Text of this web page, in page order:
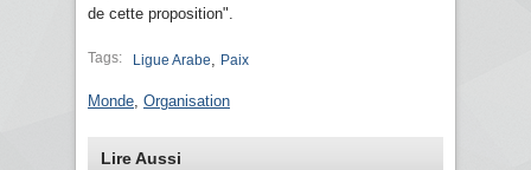
de cette proposition".
Tags: Ligue Arabe Paix
Monde Organisation
Lire Aussi